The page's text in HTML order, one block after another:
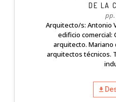
DE LA
pp.
Arquitecto/s: Antonio
edificio comercial:
arquitecto. Mariano
arquitectos técnicos.